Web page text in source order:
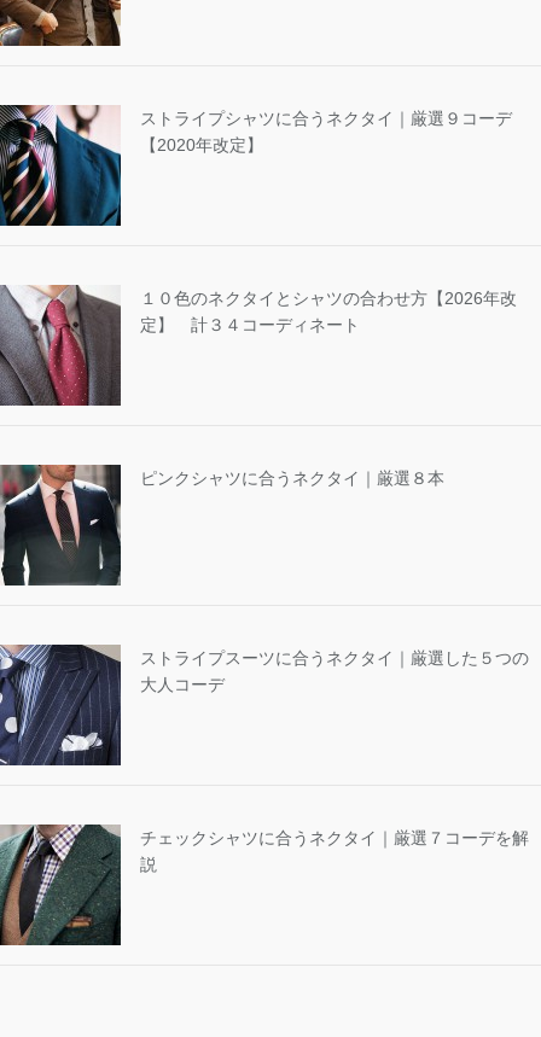
ストライプシャツに合うネクタイ｜厳選９コーデ
【2020年改定】
１０色のネクタイとシャツの合わせ方【2026年改
定】 計３４コーディネート
ピンクシャツに合うネクタイ｜厳選８本
ストライプスーツに合うネクタイ｜厳選した５つの
大人コーデ
チェックシャツに合うネクタイ｜厳選７コーデを解
説